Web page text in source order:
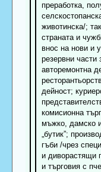
преработка,
животинска/;
страната и
внос на нови и
резервни части
авторемонтна
дейност;
комисионна
мъжко, дамско
„бутик”;
гъби /чрез
и диворастящи
и търговия с